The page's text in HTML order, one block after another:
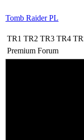
Tomb Raider PL
TR1 TR2 TR3 TR4
Premium Forum